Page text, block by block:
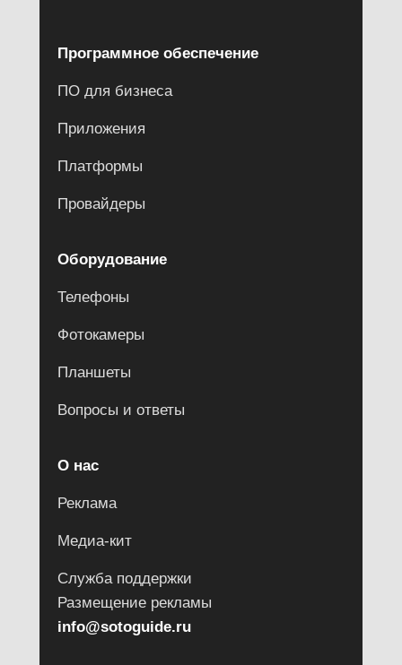
Программное обеспечение
ПО для бизнеса
Приложения
Платформы
Провайдеры
Оборудование
Телефоны
Фотокамеры
Планшеты
Вопросы и ответы
О нас
Реклама
Медиа-кит
Служба поддержки
Размещение рекламы
info@sotoguide.ru